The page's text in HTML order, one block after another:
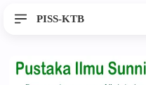
PISS-KTB